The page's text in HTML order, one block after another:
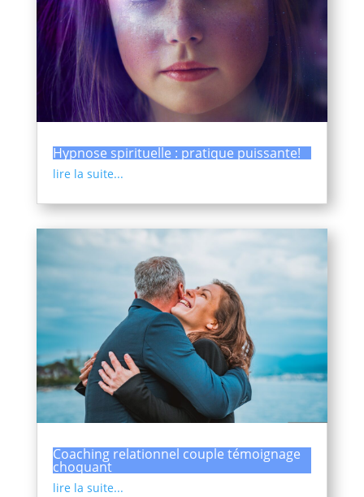
Hypnose spirituelle : pratique puissante!
lire la suite...
Coaching relationnel couple témoignage
choquant
lire la suite...